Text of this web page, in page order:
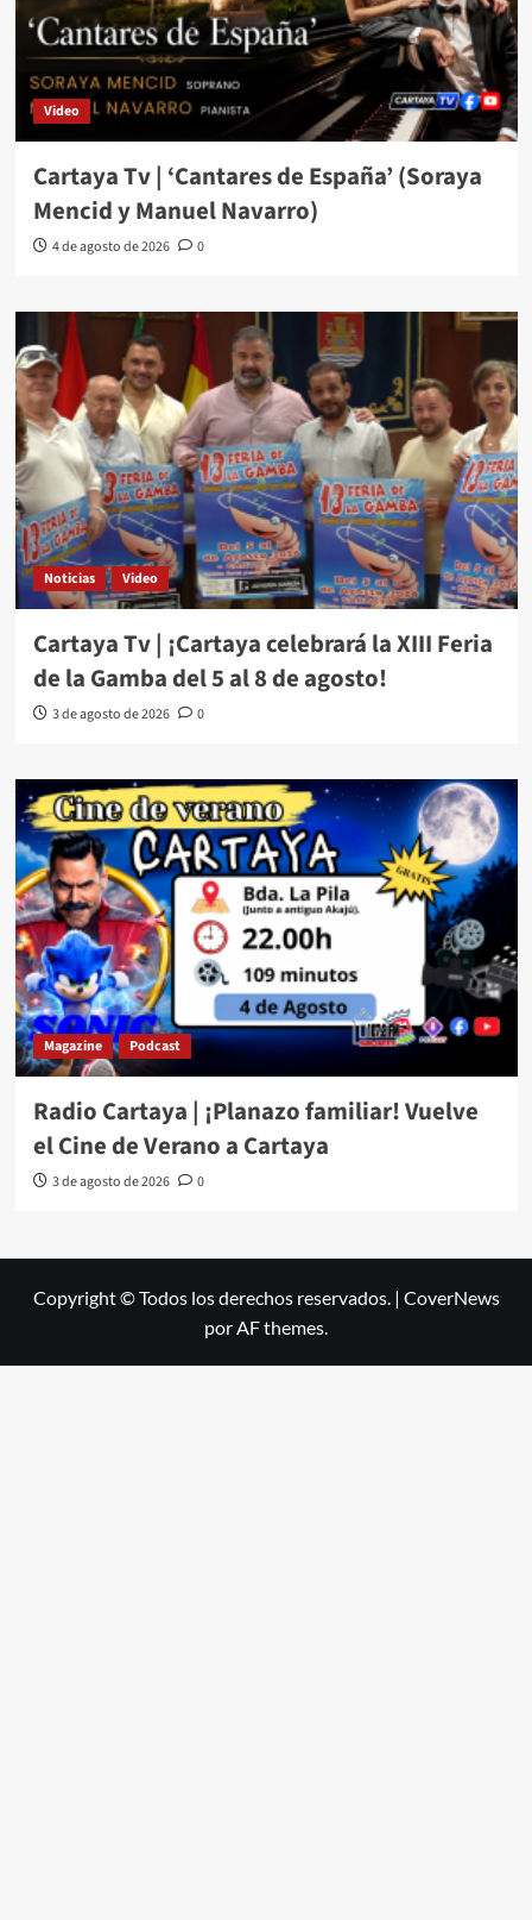
Video
Cartaya Tv | ‘Cantares de España’ (Soraya
Mencid y Manuel Navarro)
4 de agosto de 2026 0
Noticias Video
Cartaya Tv | ¡Cartaya celebrará la XIII Feria
de la Gamba del 5 al 8 de agosto!
3 de agosto de 2026 0
Magazine Podcast
Radio Cartaya | ¡Planazo familiar! Vuelve
el Cine de Verano a Cartaya
3 de agosto de 2026 0
Copyright © Todos los derechos reservados. | CoverNews
por AF themes.